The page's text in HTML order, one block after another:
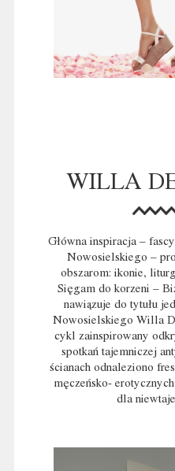
WILLA
Główna inspiracja –
Nowosielskiego –
obszarom: ikonie,
Sięgam do korzeni –
nawiązuje do tytułu
Nowosielskiego Willa
cykl zainspirowany
spotkań tajemniczej
ścianach odnaleziono
męczeńsko-
dla